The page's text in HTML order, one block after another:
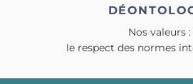
Nos valeurs :
le respect des normes